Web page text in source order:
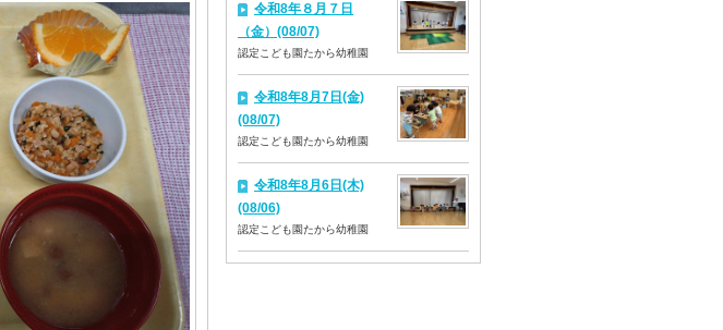
令和8年８月７日
（金）(08/07)
認定こども園たから幼稚園
令和8年8月7日(金)
(08/07)
認定こども園たから幼稚園
令和8年8月6日(木)
(08/06)
認定こども園たから幼稚園